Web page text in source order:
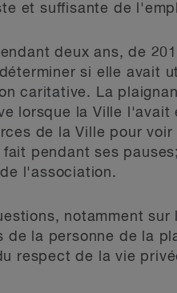
et suffisante de
deux ans, de
si elle avait
caritative. La
lorsque la Ville l'avait
de la Ville pour voir
pendant ses
l'association.
notamment sur
la personne de la
respect de la vie